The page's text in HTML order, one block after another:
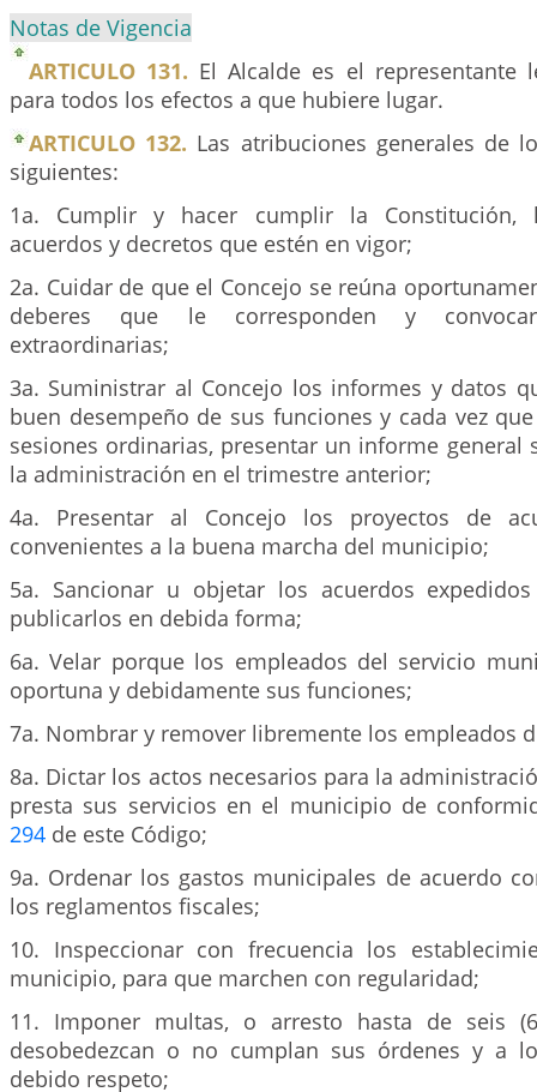
Notas de Vigencia
ARTICULO 131. El Alcalde es el representante
para todos los efectos a que hubiere lugar.
ARTICULO 132. Las atribuciones generales de
siguientes:
1a. Cumplir y hacer cumplir la Constitución,
acuerdos y decretos que estén en vigor;
2a. Cuidar de que el Concejo se reúna
deberes que le corresponden y
extraordinarias;
3a. Suministrar al Concejo los informes y datos
buen desempeño de sus funciones y cada vez
sesiones ordinarias, presentar un informe general
la administración en el trimestre anterior;
4a. Presentar al Concejo los proyectos de
convenientes a la buena marcha del municipio;
5a. Sancionar u objetar los acuerdos
publicarlos en debida forma;
6a. Velar porque los empleados del servicio
oportuna y debidamente sus funciones;
7a. Nombrar y remover libremente los empleados
8a. Dictar los actos necesarios para la
presta sus servicios en el municipio de
294 de este Código;
9a. Ordenar los gastos municipales de acuerdo
los reglamentos fiscales;
10. Inspeccionar con frecuencia los
municipio, para que marchen con regularidad;
11. Imponer multas, o arresto hasta de seis
desobedezcan o no cumplan sus órdenes y a
debido respeto;